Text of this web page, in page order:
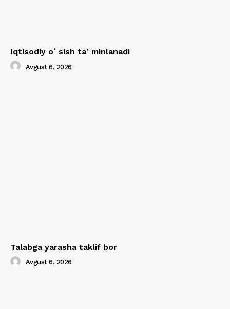
Iqtisodiy oʻsish taʼminlanadi
Avgust 6, 2026
Talabga yarasha taklif bor
Avgust 6, 2026